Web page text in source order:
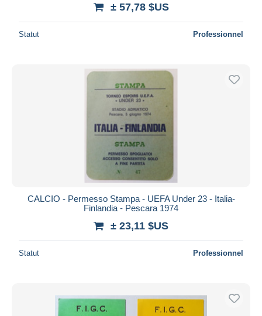
± 57,78 $US
Statut Professionnel
CALCIO - Permesso Stampa - UEFA Under 23 - Italia-
Finlandia - Pescara 1974
± 23,11 $US
Statut Professionnel